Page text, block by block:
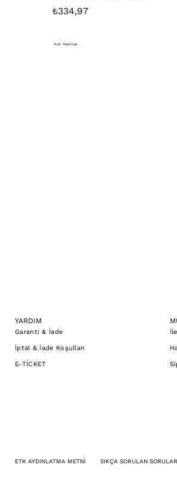
Sweatshirt
₺334,97
Hızlı Teslimat
YARDIM
Garanti & İade
İptal & İade Koşulları
E-TİCKET
ETK AYDINLATMA METNİ SIKÇA SORULAN SORULAR